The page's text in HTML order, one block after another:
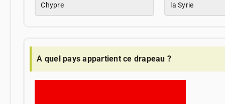
Chypre la Syrie
A quel pays appartient ce drapeau ?